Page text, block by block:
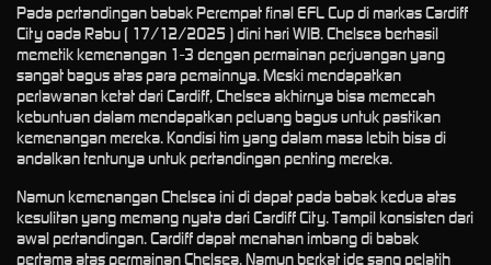
Pada pertandingan babak Perempat final EFL Cup di markas Cardiff
City oada Rabu ( 17/12/2025 ) dini hari WIB. Chelsea berhasil
memetik kemenangan 1-3 dengan permainan perjuangan yang
sangat bagus atas para pemainnya. Meski mendapatkan
perlawanan ketat dari Cardiff, Chelsea akhirnya bisa memecah
kebuntuan dalam mendapatkan peluang bagus untuk pastikan
kemenangan mereka. Kondisi tim yang dalam masa lebih bisa di
andalkan tentunya untuk pertandingan penting mereka.
Namun kemenangan Chelsea ini di dapat pada babak kedua atas
kesulitan yang memang nyata dari Cardiff City. Tampil konsisten dari
awal pertandingan. Cardiff dapat menahan imbang di babak
pertama atas permainan Chelsea. Namun berkat ide sang pelatih